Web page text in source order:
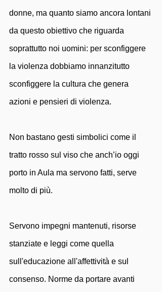
donne, ma quanto siamo ancora lontani
da questo obiettivo che riguarda
soprattutto noi uomini: per sconfiggere
la violenza dobbiamo innanzitutto
sconfiggere la cultura che genera
azioni e pensieri di violenza.
Non bastano gesti simbolici come il
tratto rosso sul viso che anch’io oggi
porto in Aula ma servono fatti, serve
molto di più.
Servono impegni mantenuti, risorse
stanziate e leggi come quella
sull'educazione all'affettività e sul
consenso. Norme da portare avanti